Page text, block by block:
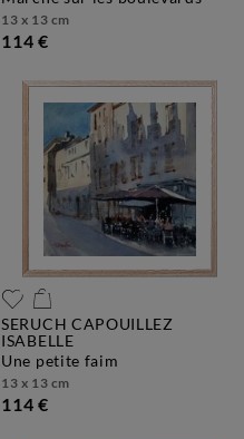
13 x 13 cm
114 €
SERUCH CAPOUILLEZ
ISABELLE
une petite faim
13 x 13 cm
114 €